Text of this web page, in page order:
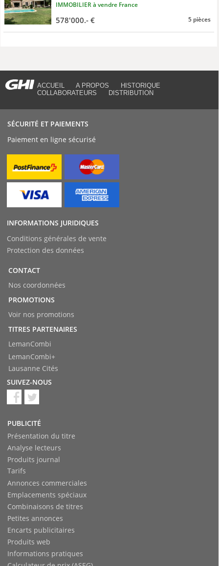
IMMOBILIER à vendre France
578'000.- € 5 pièces
ACCUEIL A PROPOS
HISTORIQUE
COLLABORATEURS
DISTRIBUTION
PUBLICITÉ
Présentation du titre
Analyse lecteurs
Produits journal
Tarifs
Annonces commerciales
Emplacements spéciaux
Combinaisons de titres
Petites annonces
Encarts publicitaires
Produits web
Informations pratiques
SÉCURITÉ ET PAIEMENTS
Paiement en ligne sécurisé
INFORMATIONS JURIDIQUES
Conditions générales de vente
Protection des données
CONTACT
Nos coordonnées
PROMOTIONS
Voir nos promotions
TITRES PARTENAIRES
LemanCombi
LemanCombi+
Lausanne Cités
SUIVEZ-NOUS